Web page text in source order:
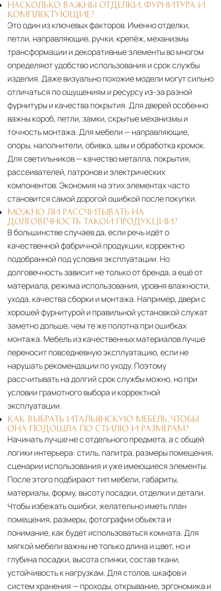
НАСКОЛЬКО ВАЖНЫ ОТДЕЛКИ, ФУРНИТУРА И
КОМПЛЕКТУЮЩИЕ?
Это один из ключевых факторов. Именно отделки,
петли, направляющие, ручки, крепёж, механизмы
трансформации и декоративные элементы во многом
определяют удобство использования и срок службы
изделия. Даже визуально похожие модели могут сильно
отличаться по ощущениям и ресурсу из-за разной
фурнитуры и качества покрытия. Для дверей особенно
важны короб, петли, замки, скрытые механизмы и
точность монтажа. Для мебели — направляющие,
опоры, наполнители, обивка, швы и обработка кромок.
Для светильников — качество металла, покрытия,
рассеивателей, патронов и электрических
компонентов. Экономия на этих элементах часто
становится самой дорогой ошибкой после покупки.
МОЖНО ЛИ РАССЧИТЫВАТЬ НА
ДОЛГОВЕЧНОСТЬ ТАКОЙ ПРОДУКЦИИ?
В большинстве случаев да, если речь идёт о
качественной фабричной продукции, корректно
подобранной под условия эксплуатации. Но
долговечность зависит не только от бренда, а ещё от
материала, режима использования, уровня влажности,
ухода, качества сборки и монтажа. Например, двери с
хорошей фурнитурой и правильной установкой служат
заметно дольше, чем те же полотна при ошибках
монтажа. Мебель из качественных материалов лучше
переносит повседневную эксплуатацию, если не
нарушать рекомендации по уходу. Поэтому
рассчитывать на долгий срок службы можно, но при
условии грамотного выбора и корректной
эксплуатации.
КАК ВЫБРАТЬ ИТАЛЬЯНСКУЮ МЕБЕЛЬ, ЧТОБЫ
ОНА ПОДОШЛА ПО СТИЛЮ И РАЗМЕРАМ?
Начинать лучше не с отдельного предмета, а с общей
логики интерьера: стиль, палитра, размеры помещения,
сценарии использования и уже имеющиеся элементы.
После этого подбирают тип мебели, габариты,
материалы, форму, высоту посадки, отделки и детали.
Чтобы избежать ошибки, желательно иметь план
помещения, размеры, фотографии объекта и
понимание, как будет использоваться комната. Для
мягкой мебели важны не только длина и цвет, но и
глубина посадки, высота спинки, состав ткани,
устойчивость к нагрузкам. Для столов, шкафов и
систем хранения — проходы, открывание, эргономика и